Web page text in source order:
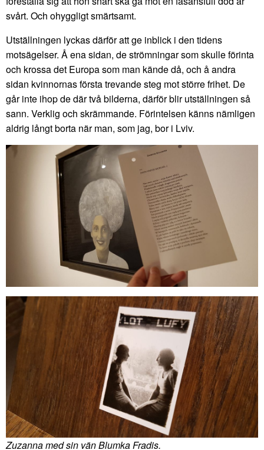
svårt. Och ohyggligt smärtsamt.
Utställningen lyckas därför att ge inblick i den tidens
motsägelser. Å ena sidan, de strömningar som skulle förinta
och krossa det Europa som man kände då, och å andra
sidan kvinnornas första trevande steg mot större frihet. De
går inte ihop de där två bilderna, därför blir utställningen så
sann. Verklig och skrämmande. Förintelsen känns nämligen
aldrig långt borta när man, som jag, bor i Lviv.
Zuzanna med sin vän Blumka Fradis.